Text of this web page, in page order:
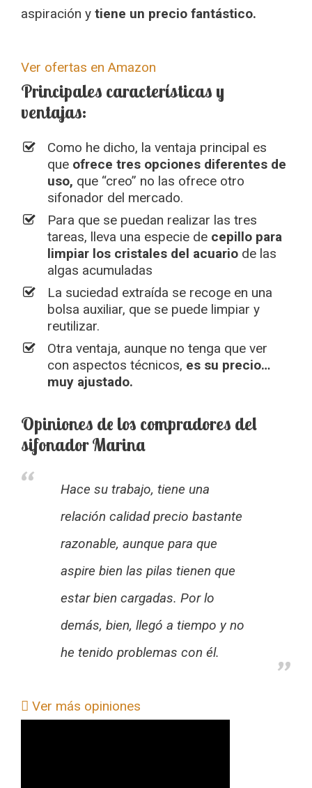
aspiración y tiene un precio fantástico.
Ver ofertas en Amazon
Principales características y
ventajas:
Como he dicho, la ventaja principal es
que ofrece tres opciones diferentes de
uso, que “creo” no las ofrece otro
sifonador del mercado.
Para que se puedan realizar las tres
tareas, lleva una especie de cepillo para
limpiar los cristales del acuario de las
algas acumuladas
La suciedad extraída se recoge en una
bolsa auxiliar, que se puede limpiar y
reutilizar.
Otra ventaja, aunque no tenga que ver
con aspectos técnicos, es su precio…
muy ajustado.
Opiniones de los compradores del
sifonador Marina
Hace su trabajo, tiene una
relación calidad precio bastante
razonable, aunque para que
aspire bien las pilas tienen que
estar bien cargadas. Por lo
demás, bien, llegó a tiempo y no
he tenido problemas con él.
Ver más opiniones